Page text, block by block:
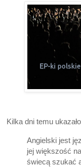
Kilka dni temu
Angielski jest
jej większość
świecą szukać